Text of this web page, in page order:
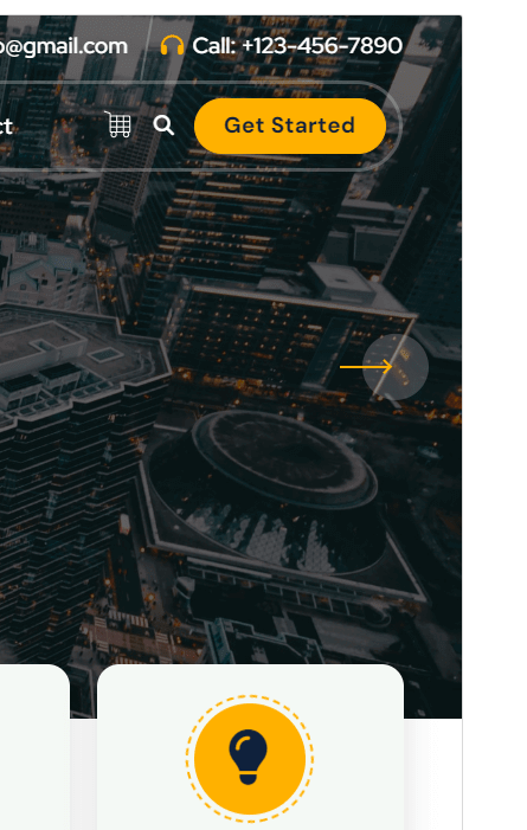
Peržiūrėti Parsisiųsti
Tai temosAtua potemė.
Versija
1.1.23
Atnaujinta
6 rugpjūčio, 2026
Aktyvių instaliacijų
200+
WordPress versija
4.7
PHP versija
5.6
Temos pradinis puslapis